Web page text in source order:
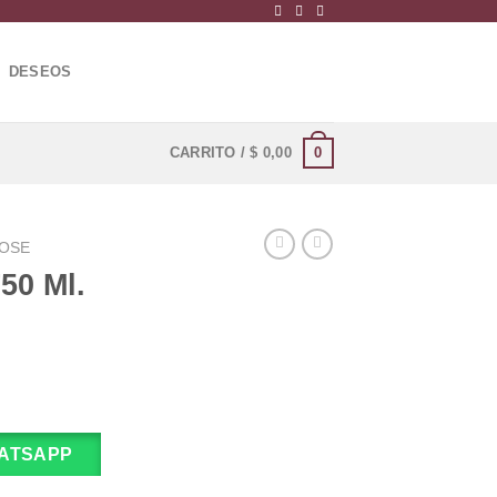
DESEOS
CARRITO /$ 0,00 0
Ml.